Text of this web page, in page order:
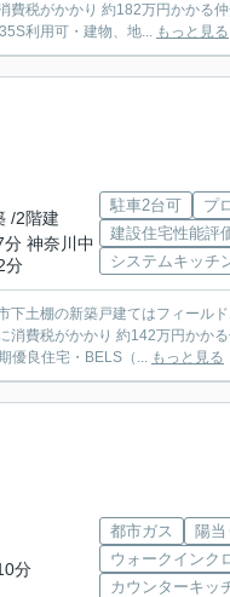
税がかかり 約182万円かかる
歩15分・「長後」駅徒歩19分 〇フラット35S利用可・建物、地... もっと見る
/2階建
分 神奈川中
分
駐車2台可 プ
建設住宅性能評
システムキッチ
の新築戸建てはフィールドホーム
費税がかかり 約142万円かか
取得・フラット35S利用可・35年住宅保証システム 〇長期優良住宅・BELS（... もっと見る
分
都市ガス 陽
ウォークインク
カウンターキッ